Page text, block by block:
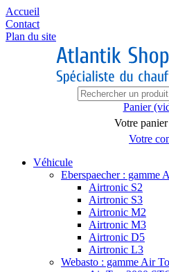
Accueil
Contact
Plan du site
Panier
Votre
Votre
Véhicule
Eberspaecher : gamme
Airtronic S2
Airtronic S3
Airtronic M2
Airtronic M3
Airtronic D5
Airtronic L3
Webasto : gamme Air